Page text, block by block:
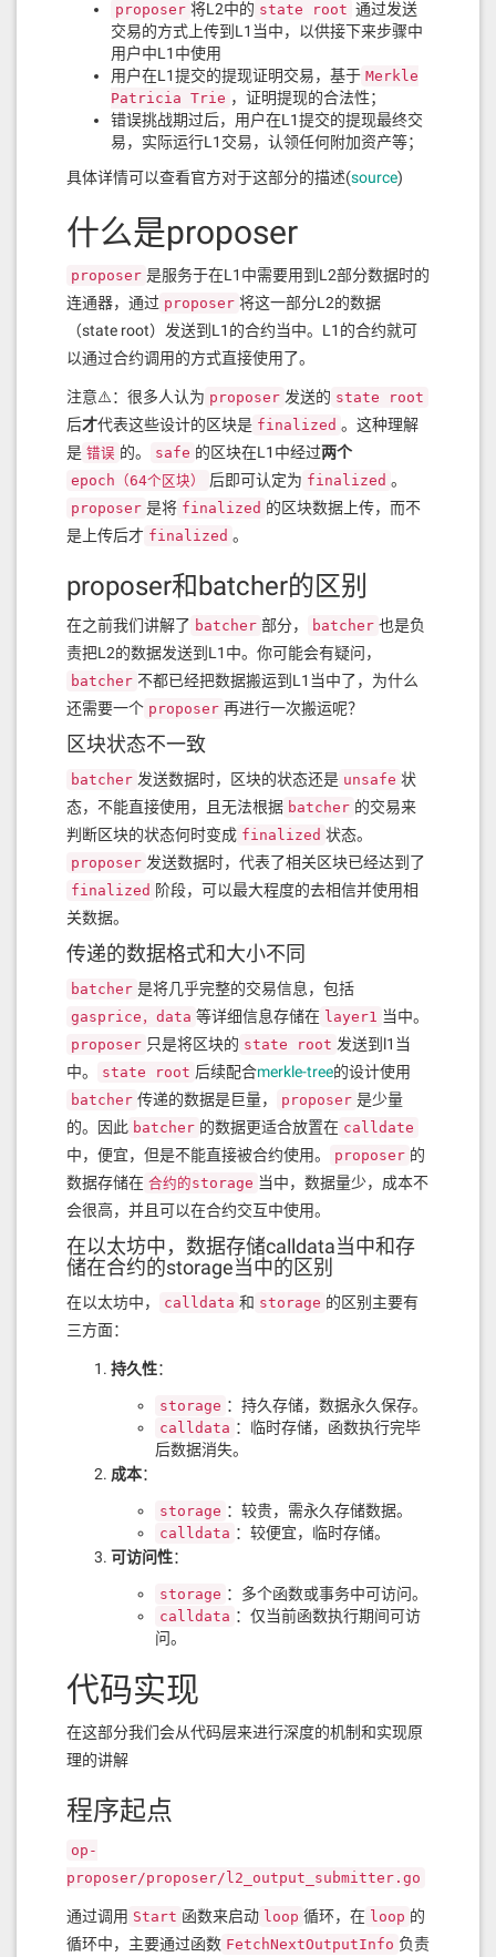
proposer 将L2中的 state root 通过发送
交易的方式上传到L1当中，以供接下来步骤中
用户中L1中使用
用户在L1提交的提现证明交易，基于 Merkle
Patricia Trie ，证明提现的合法性；
错误挑战期过后，用户在L1提交的提现最终交
易，实际运行L1交易，认领任何附加资产等；
具体详情可以查看官方对于这部分的描述(source)
什么是proposer
proposer 是服务于在L1中需要用到L2部分数据时的
连通器，通过 proposer 将这一部分L2的数据
（state root）发送到L1的合约当中。L1的合约就可
以通过合约调用的方式直接使用了。
注意⚠️：很多人认为 proposer 发送的 state root
后才代表这些设计的区块是 finalized 。这种理解
是 错误 的。 safe 的区块在L1中经过两个
epoch（64个区块） 后即可认定为 finalized 。
proposer 是将 finalized 的区块数据上传，而不
是上传后才 finalized 。
proposer和batcher的区别
在之前我们讲解了 batcher 部分， batcher 也是负
责把L2的数据发送到L1中。你可能会有疑问，
batcher 不都已经把数据搬运到L1当中了，为什么
还需要一个 proposer 再进行一次搬运呢？
区块状态不一致
batcher 发送数据时，区块的状态还是 unsafe 状
态，不能直接使用，且无法根据 batcher 的交易来
判断区块的状态何时变成 finalized 状态。
proposer 发送数据时，代表了相关区块已经达到了
finalized 阶段，可以最大程度的去相信并使用相
关数据。
传递的数据格式和大小不同
batcher 是将几乎完整的交易信息，包括
gasprice，data 等详细信息存储在 layer1 当中。
proposer 只是将区块的 state root 发送到l1当
中。
state root 后续配合merkle-tree的设计使用
batcher 传递的数据是巨量， proposer 是少量
的。因此 batcher 的数据更适合放置在 calldate
中，便宜，但是不能直接被合约使用。 proposer 的
数据存储在 合约的storage 当中，数据量少，成本不
会很高，并且可以在合约交互中使用。
在以太坊中，数据存储calldata当中和存
储在合约的storage当中的区别
在以太坊中， calldata 和 storage 的区别主要有
三方面：
持久性：
storage ：持久存储，数据永久保存。
calldata ：临时存储，函数执行完毕
后数据消失。
成本：
storage ：较贵，需永久存储数据。
calldata ：较便宜，临时存储。
可访问性：
storage ：多个函数或事务中可访问。
calldata ：仅当前函数执行期间可访
问。
代码实现
在这部分我们会从代码层来进行深度的机制和实现原
理的讲解
程序起点
op-
proposer/proposer/l2_output_submitter.go
通过调用 Start 函数来启动 loop 循环，在 loop 的
循环中，主要通过函数 FetchNextOutputInfo 负责